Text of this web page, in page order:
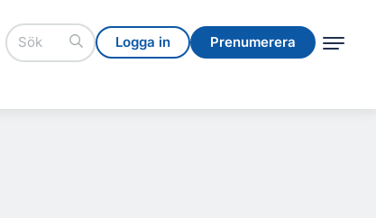
Logga in Prenumerera
Logga in Prenumerera